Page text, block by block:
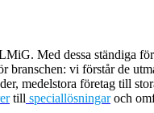
Med dessa ständiga
vi förstår de
medelstora företag till
till speciallösningaroch